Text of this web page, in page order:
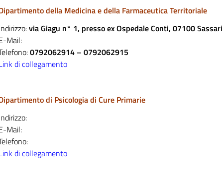
della Medicina e della Farmaceutica Territoriale
via Giagu n° 1, presso ex Ospedale Conti, 07100 Sassari
Mail:
0792062914 – 0792062915
di collegamento
di Psicologia di Cure Primarie
Mail:
di collegamento